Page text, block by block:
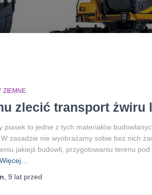
ZIEMNE
zlecić transport żwiru
piasek to jedne z tych materiałów
zasadzie nie wyobrażamy sobie bez nich
jakiejś budowli, przygotowaniu terenu
Więcej…
9 lat przed